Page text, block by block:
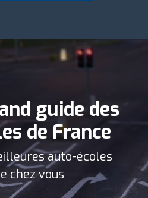
guide des
de France
auto-écoles
chez vous